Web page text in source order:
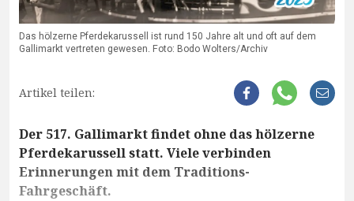
Das hölzerne Pferdekarussell ist rund 150 Jahre alt und oft auf dem
Gallimarkt vertreten gewesen. Foto: Bodo Wolters/Archiv
Artikel teilen:
Der 517. Gallimarkt findet ohne das hölzerne
Pferdekarussell statt. Viele verbinden
Erinnerungen mit dem Traditions-
Fahrgeschäft.